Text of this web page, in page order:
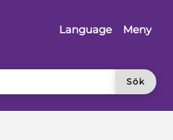
Language
Meny
Sök